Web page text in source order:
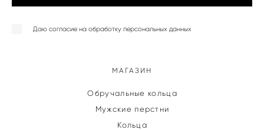
Даю согласие на обработку персональных данных
МАГАЗИН
Обручальные кольца
Мужские перстни
Кольца